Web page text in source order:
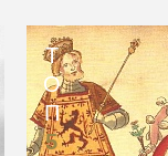
Т
О
П
5